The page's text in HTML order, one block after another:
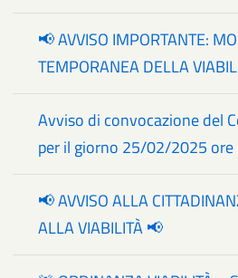
📢 AVVISO IMPORTANTE:
TEMPORANEA DELLA
Avviso di convocazione del
per il giorno 25/02/2025 ore
📢 AVVISO ALLA
ALLA VIABILITÀ 📢